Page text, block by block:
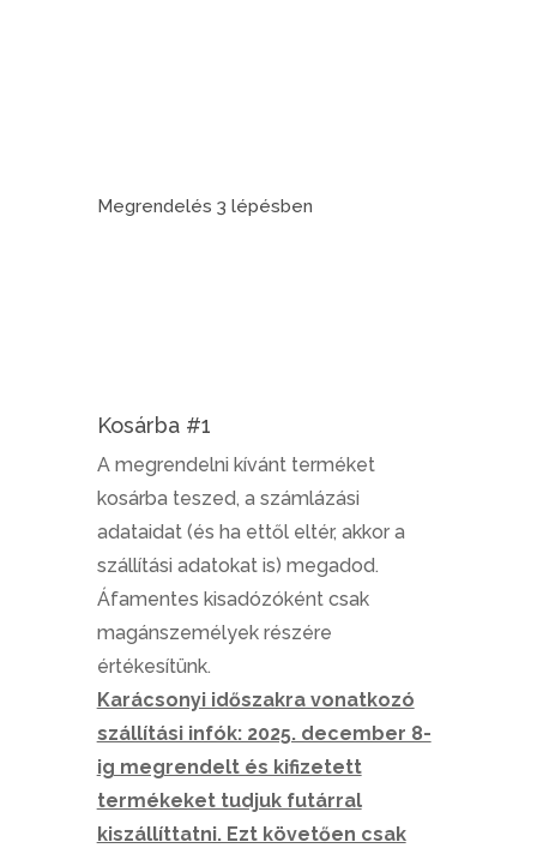
Megrendelés 3 lépésben
Kosárba #1
A megrendelni kívánt terméket
kosárba teszed, a számlázási
adataidat (és ha ettől eltér, akkor a
szállítási adatokat is) megadod.
Áfamentes kisadózóként csak
magánszemélyek részére
értékesítünk.
Karácsonyi időszakra vonatkozó
szállítási infók: 2025. december 8-
ig megrendelt és kifizetett
termékeket tudjuk futárral
kiszállíttatni. Ezt követően csak